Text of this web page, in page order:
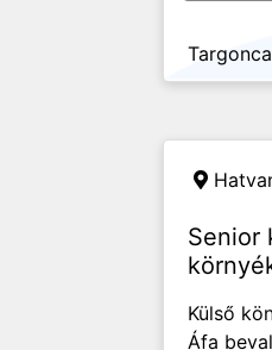
Senior
Külső
Áfa